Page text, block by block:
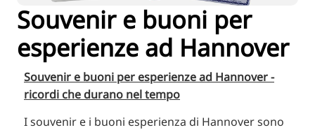
RU
FI
KO
Souvenir e buoni per
esperienze ad Hannover
Souvenir e buoni per esperienze ad Hannover -
ricordi che durano nel tempo
I souvenir e i buoni esperienza di Hannover sono